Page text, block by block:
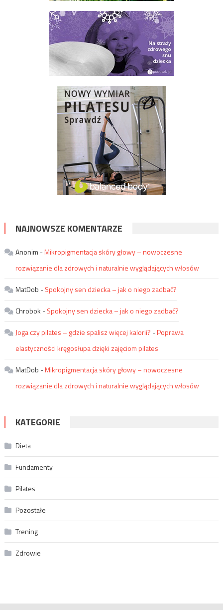
NAJNOWSZE KOMENTARZE
Anonim -Mikropigmentacja skóry głowy – nowoczesne
rozwiązanie dla zdrowych i naturalnie wyglądających włosów
MatDob -Spokojny sen dziecka – jak o niego zadbać?
Chrobok -Spokojny sen dziecka – jak o niego zadbać?
Joga czy pilates – gdzie spalisz więcej kalorii? -Poprawa
elastyczności kręgosłupa dzięki zajęciom pilates
MatDob -Mikropigmentacja skóry głowy – nowoczesne
rozwiązanie dla zdrowych i naturalnie wyglądających włosów
KATEGORIE
Dieta
Fundamenty
Pilates
Pozostałe
Trening
Zdrowie